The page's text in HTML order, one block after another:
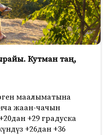
Кутман таң,
маалыматына
жаан-чачын
+29 градуска
+26дан +36